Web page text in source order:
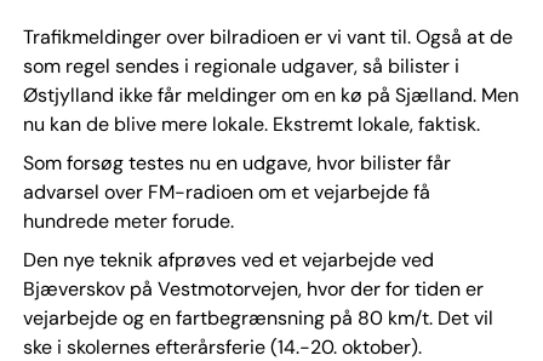
Trafikmeldinger over bilradioen er vi vant til. Også at de
som regel sendes i regionale udgaver, så bilister i
Østjylland ikke får meldinger om en kø på Sjælland. Men
nu kan de blive mere lokale. Ekstremt lokale, faktisk.
Som forsøg testes nu en udgave, hvor bilister får
advarsel over FM-radioen om et vejarbejde få
hundrede meter forude.
Den nye teknik afprøves ved et vejarbejde ved
Bjæverskov på Vestmotorvejen, hvor der for tiden er
vejarbejde og en fartbegrænsning på 80 km/t. Det vil
ske i skolernes efterårsferie (14.-20. oktober).